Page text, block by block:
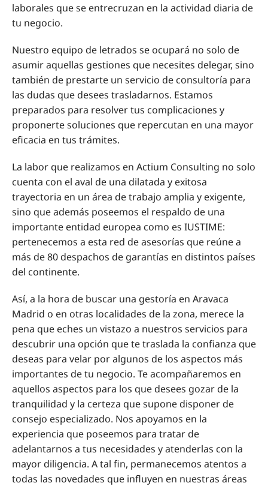
laborales que se entrecruzan en la actividad diaria de
tu negocio.
Nuestro equipo de letrados se ocupará no solo de
asumir aquellas gestiones que necesites delegar, sino
también de prestarte un servicio de consultoría para
las dudas que desees trasladarnos. Estamos
preparados para resolver tus complicaciones y
proponerte soluciones que repercutan en una mayor
eficacia en tus trámites.
La labor que realizamos en Actium Consulting no solo
cuenta con el aval de una dilatada y exitosa
trayectoria en un área de trabajo amplia y exigente,
sino que además poseemos el respaldo de una
importante entidad europea como es IUSTIME:
pertenecemos a esta red de asesorías que reúne a
más de 80 despachos de garantías en distintos países
del continente.
Así, a la hora de buscar una gestoría en Aravaca
Madrid o en otras localidades de la zona, merece la
pena que eches un vistazo a nuestros servicios para
descubrir una opción que te traslada la confianza que
deseas para velar por algunos de los aspectos más
importantes de tu negocio. Te acompañaremos en
aquellos aspectos para los que desees gozar de la
tranquilidad y la certeza que supone disponer de
consejo especializado. Nos apoyamos en la
experiencia que poseemos para tratar de
adelantarnos a tus necesidades y atenderlas con la
mayor diligencia. A tal fin, permanecemos atentos a
todas las novedades que influyen en nuestras áreas